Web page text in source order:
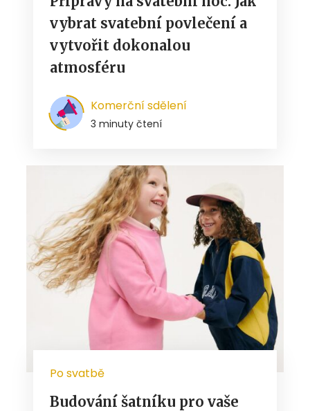
vybrat svatební povlečení a
vytvořit dokonalou
atmosféru
Komerční sdělení
3 minuty čtení
Po svatbě
Budování šatníku pro vaše